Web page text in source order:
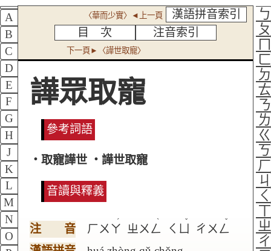
A
B
C
D
E
F
G
H
J
K
L
M
N
O
〈華而少實〉◄上一頁
漢語拼音索引
目 次
注音索引
下一頁►〈譁世取寵〉
譁眾取寵
參考詞語
‧取寵譁世 ‧譁世取寵
音讀與釋義
注 音 ㄏㄨㄚ
ˊ
ㄓㄨㄥ
ˋ
ㄑㄩ
ˇ
ㄔㄨㄥ
ˇ